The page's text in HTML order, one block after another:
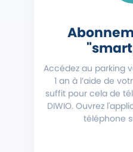
Accédez au parking
1 an à l’aide de
suffit pour cela de
DIWIO. Ouvrez
téléphone